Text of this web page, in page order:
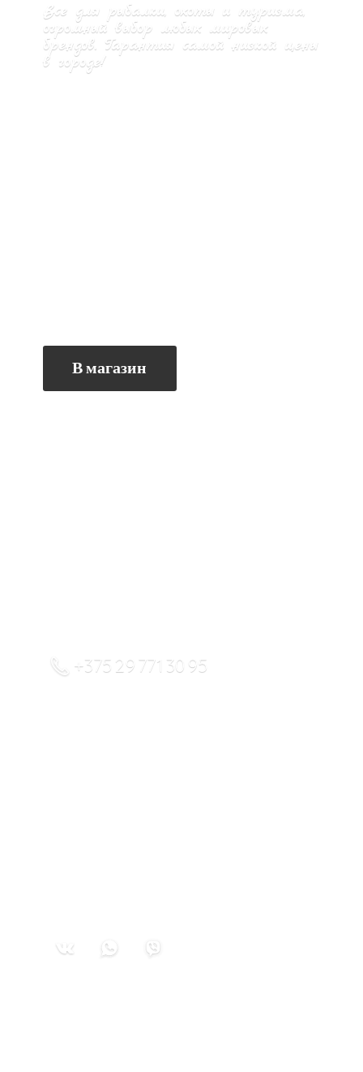
Все для рыбалки, охоты и туризма,
огромный выбор любых мировых
брендов. Гарантия самой низкой цены
в городе!
В магазин
+375 29 771 30 95